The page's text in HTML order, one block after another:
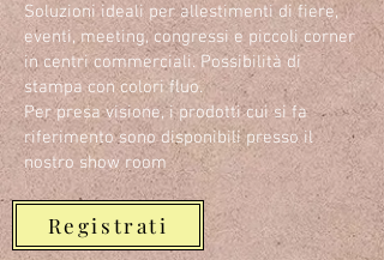
Soluzioni ideali per allestimenti di fiere,
eventi, meeting, congressi e piccoli corner
in centri commerciali. Possibilità di
stampa con colori fluo.
Per presa visione, i prodotti cui si fa
riferimento sono disponibili presso il
nostro show room
Registrati